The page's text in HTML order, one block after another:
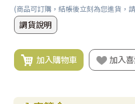
(商品可訂購，結帳後立刻為您進貨，
調貨說明
加入購物車 加入